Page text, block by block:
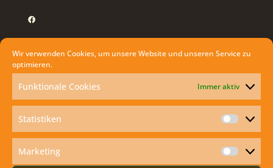
Wir verwenden Cookies, um unsere Website und unseren Service zu
optimieren.
Funktionale Cookies Immer aktiv
Statistiken
Marketing
Facebook
WIE KANN ICH DIE HEILIGE MESSE ZU
HAUSE MITFEIERN?